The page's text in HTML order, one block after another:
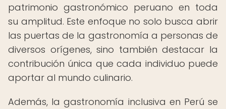
patrimonio gastronómico peruano en toda
su amplitud. Este enfoque no solo busca abrir
las puertas de la gastronomía a personas de
diversos orígenes, sino también destacar la
contribución única que cada individuo puede
aportar al mundo culinario.
Además, la gastronomía inclusiva en Perú se